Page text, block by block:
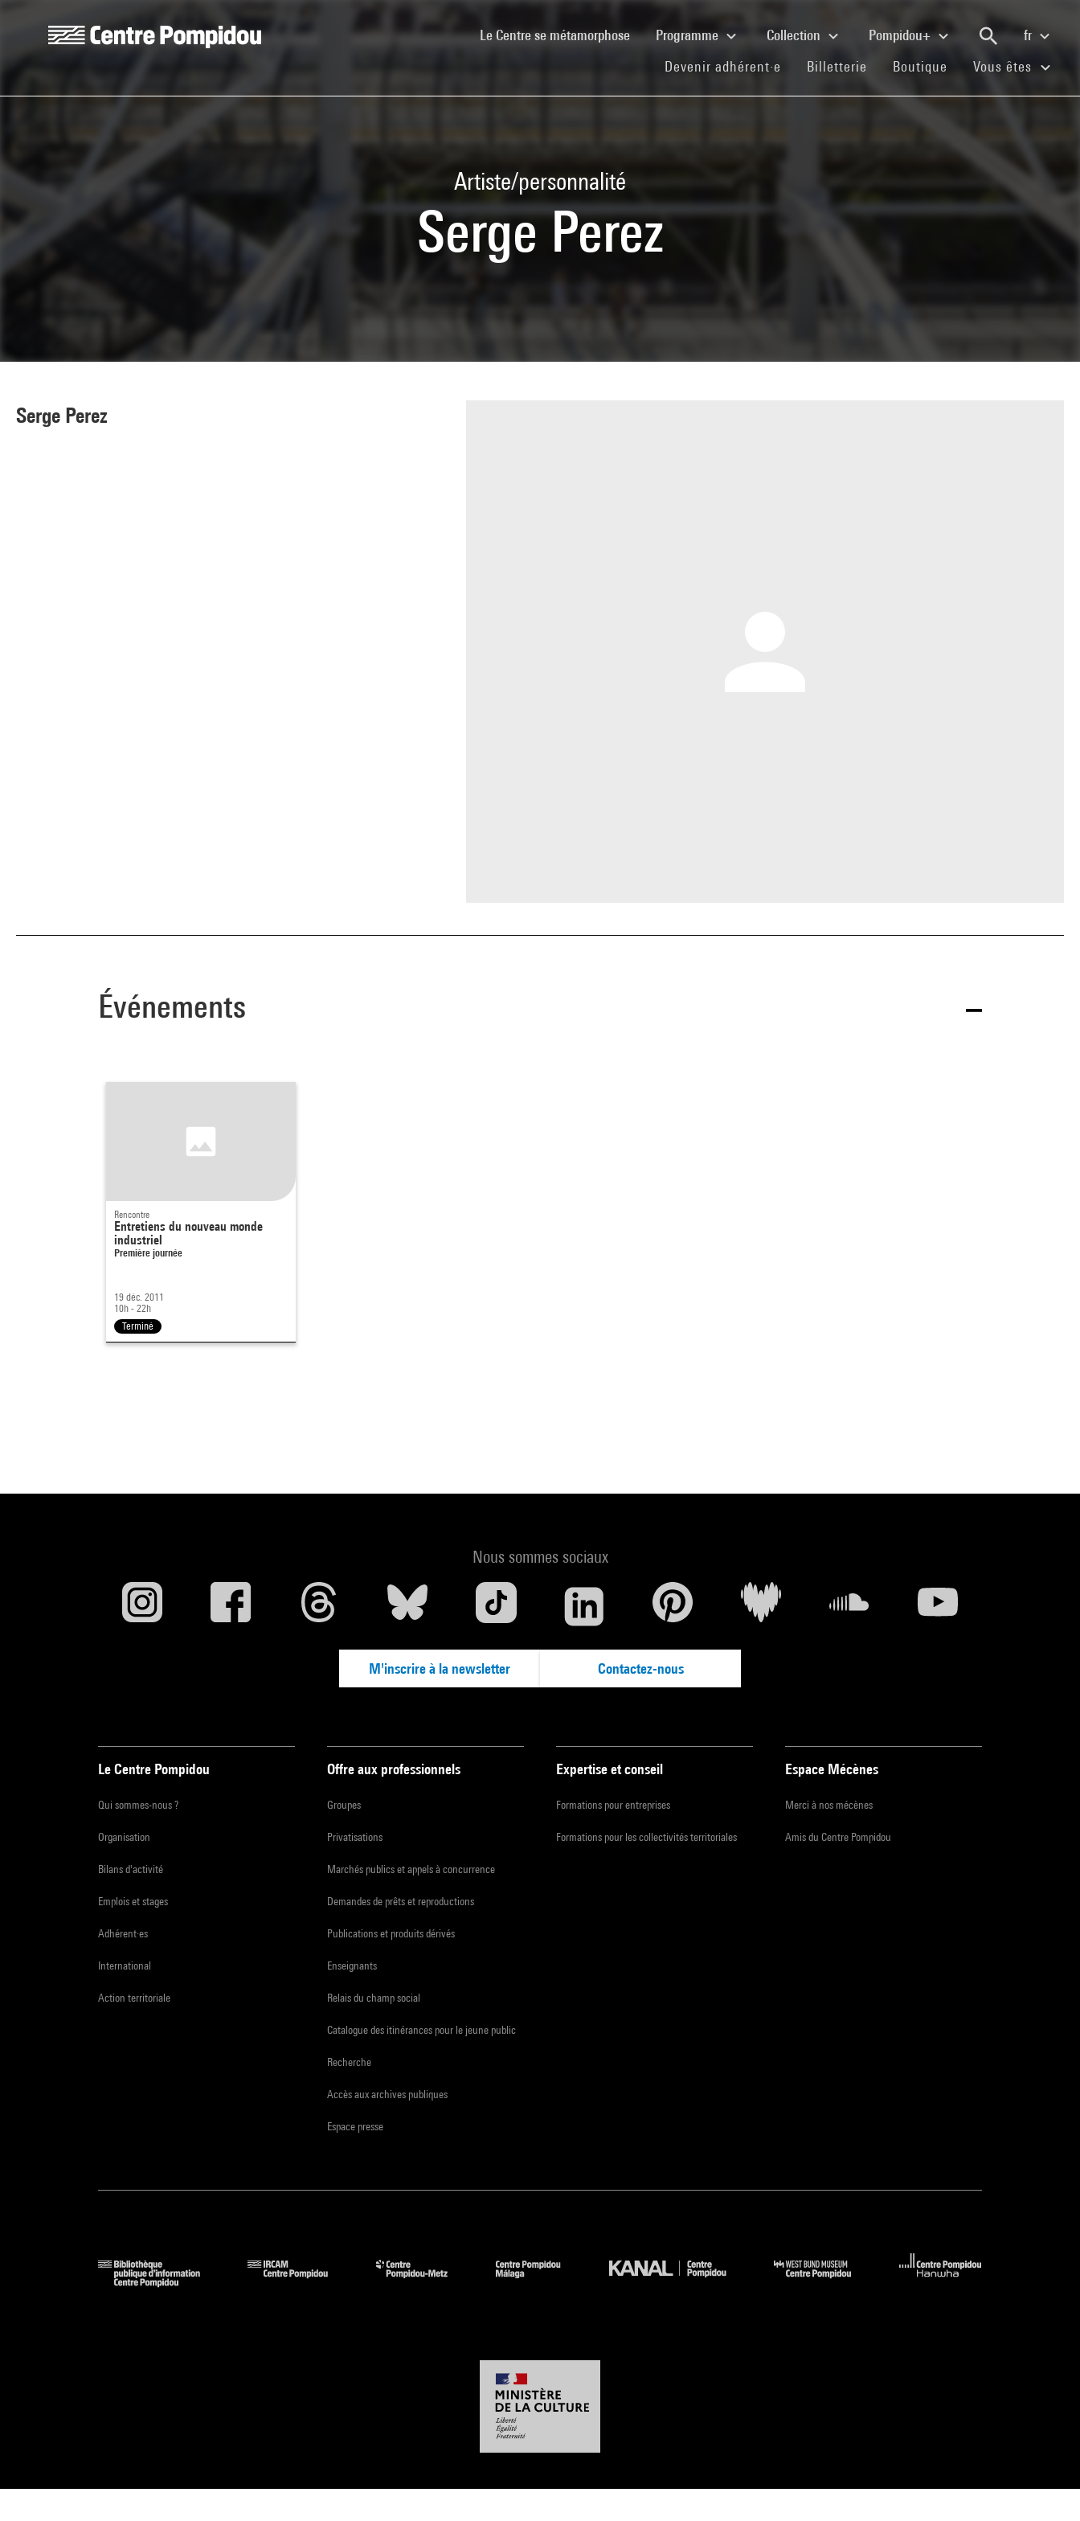
Le Centre se métamorphose(current)Programme Collection Pompidou+
fr
Devenir adhérent·e (current)
Billetterie (current)
Boutique (current)
Vous êtes
Artiste/personnalité
Serge Perez
Serge Perez
Événements
Rencontre
Entretiens du nouveau monde
industriel
Première journée
19 déc. 2011
10h - 22h
Terminé
Nous sommes sociaux
M'inscrire à la newsletter Contactez-nous
Le Centre Pompidou
Qui sommes-nous ?
Organisation
Bilans d'activité
Emplois et stages
Adhérent·es
International
Action territoriale
Offre aux professionnels
Groupes
Privatisations
Marchés publics et appels à concurrence
Demandes de prêts et reproductions
Publications et produits dérivés
Enseignants
Relais du champ social
Catalogue des itinérances pour le jeune public
Recherche
Accès aux archives publiques
Espace presse
Expertise et conseil
Formations pour entreprises
Formations pour les collectivités territoriales
Espace Mécènes
Merci à nos mécènes
Amis du Centre Pompidou